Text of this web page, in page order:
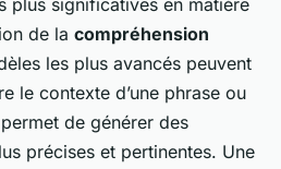
plus significatives en matière
de la compréhension
les plus avancés peuvent
le contexte d’une phrase ou
de générer des
précises et pertinentes. Une